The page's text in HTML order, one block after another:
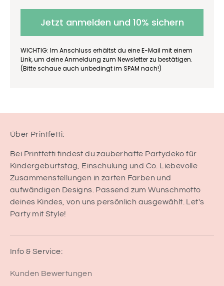
Jetzt anmelden und 10% sichern
WICHTIG: Im Anschluss erhältst du eine E-Mail mit einem
Link, um deine Anmeldung zum Newsletter zu bestätigen.
(Bitte schaue auch unbedingt im SPAM nach!)
Über Printfetti:
Bei Printfetti findest du zauberhafte Partydeko für
Kindergeburtstag, Einschulung und Co. Liebevolle
Zusammenstellungen in zarten Farben und
aufwändigen Designs. Passend zum Wunschmotto
deines Kindes, von uns persönlich ausgewählt. Let's
Party mit Style!
Info & Service:
Kunden Bewertungen